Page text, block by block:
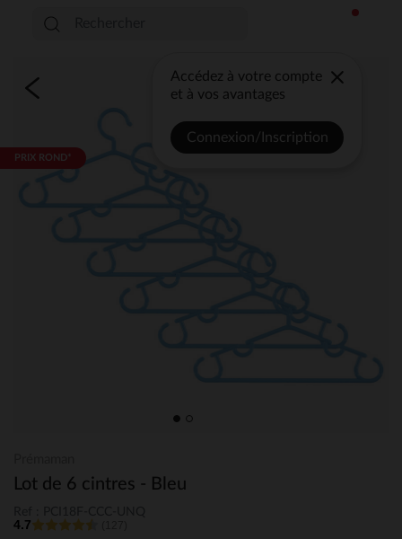
Accédez à votre compte
et à vos avantages
Connexion/Inscription
PRIX ROND*
Lot de 6 cintres - Bleu
4.7